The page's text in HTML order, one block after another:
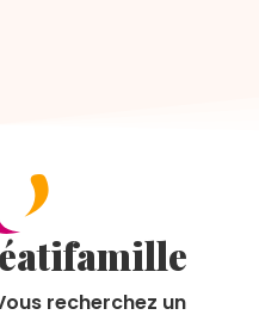
recherchez un